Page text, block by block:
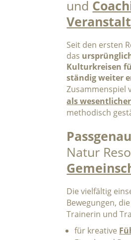
und
Seit den ersten
das
Kulturkreisen
ständig weiter
Zusammenspiel
als
methodisch
Natur
Die vielfältig
Bewegungen,
Trainerin und
für kreative